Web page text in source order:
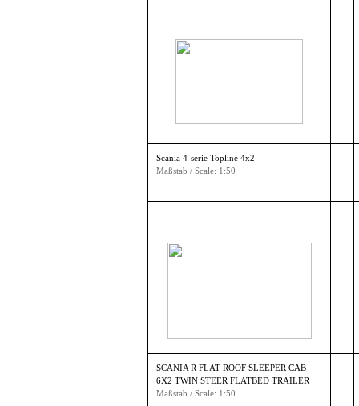
Scania 4-serie Topline 4x2
Maßstab / Scale: 1:50
SCANIA R FLAT ROOF SLEEPER CAB
6X2 TWIN STEER FLATBED TRAILER
Maßstab / Scale: 1:50